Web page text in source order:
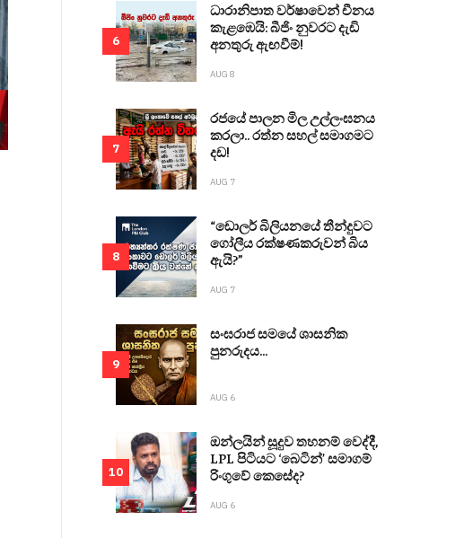
6
ධාරානිපාත වර්ෂාවෙන් චීනය
කැළඹෙයි: බීජිං නුවරට දැඩි
අනතුරු ඇඟවීම්!
AUG 8
7
රජයේ පාලන මිල උල්ලංඝනය
කරලා.. රත්න සහල් සමාගමට
දඩ!
AUG 7
8
“ඩොලර් බිලියනයේ තීන්දුවට
ගෝලීය රක්ෂණකරුවන් බිය
ඇයි?”
AUG 7
9
සංඝරාජ සමයේ ශාසනික
පුනරුදය...
AUG 6
10
ඔන්ලයින් සූදුව තහනම් වෙද්දී,
LPL පිටියට ‘බෙටින්’ සමාගම්
රිංගුවේ කෙසේද?
AUG 6